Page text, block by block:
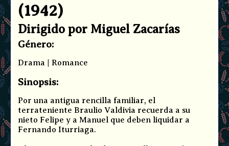
(1942)
Dirigido por Miguel Zacarías
Género:
Drama | Romance
Sinopsis:
Por una antigua rencilla familiar, el
terrateniente Braulio Valdivia recuerda a su
nieto Felipe y a Manuel que deben liquidar a
Fernando Iturriaga.